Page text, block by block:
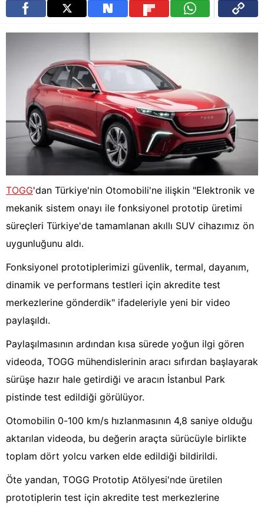
TOGG'dan Türkiye'nin Otomobili'ne ilişkin "Elektronik ve
mekanik sistem onayı ile fonksiyonel prototip üretimi
süreçleri Türkiye'de tamamlanan akıllı SUV cihazımız ön
uygunluğunu aldı.
Fonksiyonel prototiplerimizi güvenlik, termal, dayanım,
dinamik ve performans testleri için akredite test
merkezlerine gönderdik" ifadeleriyle yeni bir video
paylaşıldı.
Paylaşılmasının ardından kısa sürede yoğun ilgi gören
videoda, TOGG mühendislerinin aracı sıfırdan başlayarak
sürüşe hazır hale getirdiği ve aracın İstanbul Park
pistinde test edildiği görülüyor.
Otomobilin 0-100 km/s hızlanmasının 4,8 saniye olduğu
aktarılan videoda, bu değerin araçta sürücüyle birlikte
toplam dört yolcu varken elde edildiği bildirildi.
Öte yandan, TOGG Prototip Atölyesi'nde üretilen
prototiplerin test için akredite test merkezlerine